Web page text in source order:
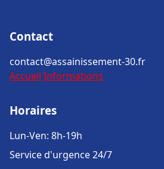
Contact
contact@assainissement-30.fr
Accueil Informations
Horaires
Lun-Ven: 8h-19h
Service d'urgence 24/7